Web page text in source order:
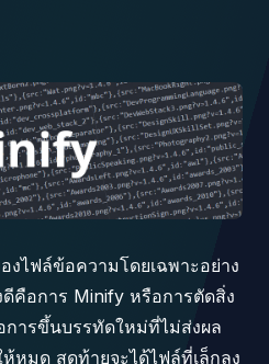
ไฟล์ข้อความโดยเฉพาะอย่าง
ดีคือการ Minify หรือการตัดสิ่ง
การขึ้นบรรทัดใหม่ที่ไม่ส่งผล
หมด สุดท้ายจะได้ไฟล์ที่เล็กลง